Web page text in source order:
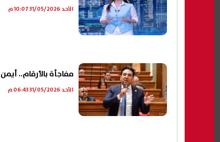
الأحد 31/05/2026 10:07 م
مفاجأة بالأرقام.. أيمن محسب: 20% من العمالة كانت هتدفع
الأحد 31/05/2026 06:43 م